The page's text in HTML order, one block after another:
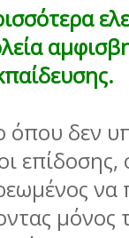
όπου δεν
να
µόνος